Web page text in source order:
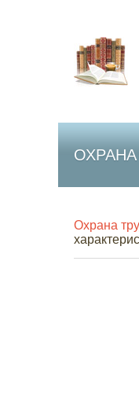
Охрана